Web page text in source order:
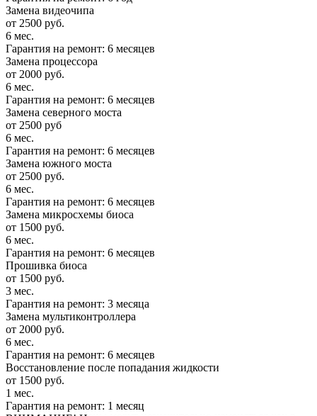
Замена видеочипа
от 2500 руб.
6 мес.
Гарантия на ремонт: 6 месяцев
Замена процессора
от 2000 руб.
6 мес.
Гарантия на ремонт: 6 месяцев
Замена северного моста
от 2500 руб
6 мес.
Гарантия на ремонт: 6 месяцев
Замена южного моста
от 2500 руб.
6 мес.
Гарантия на ремонт: 6 месяцев
Замена микросхемы биоса
от 1500 руб.
6 мес.
Гарантия на ремонт: 6 месяцев
Прошивка биоса
от 1500 руб.
3 мес.
Гарантия на ремонт: 3 месяца
Замена мультиконтроллера
от 2000 руб.
6 мес.
Гарантия на ремонт: 6 месяцев
Восстановление после попадания жидкости
от 1500 руб.
1 мес.
Гарантия на ремонт: 1 месяц